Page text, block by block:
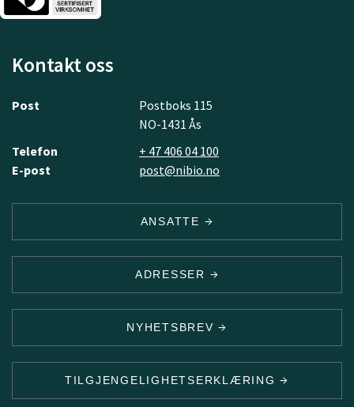
Kontakt oss
Post
Postboks 115
NO-1431 Ås
Telefon
+ 47 406 04 100
E-post
post@nibio.no
ANSATTE
ADRESSER
NYHETSBREV
TILGJENGELIGHETSERKLÆRING